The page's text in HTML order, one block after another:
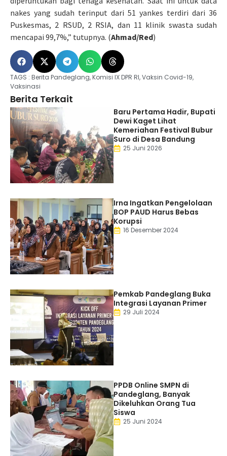
nakes yang sudah terinput dari 51 yankes terdiri dari 36
Puskesmas, 2 RSUD, 2 RSIA, dan 11 klinik swasta sudah
mencapai 99,7%,” tutupnya. (Ahmad/Red)
TAGS : Berita Pandeglang,Komisi IX DPR RI,Vaksin Covid-19,
Vaksinasi
Berita Terkait
Baru Pertama Hadir, Bupati
Dewi Kaget Lihat
Kemeriahan Festival Bubur
Suro di Desa Bandung
25 Juni 2026
Irna Ingatkan Pengelolaan
BOP PAUD Harus Bebas
Korupsi
16 Desember 2024
Pemkab Pandeglang Buka
Integrasi Layanan Primer
29 Juli 2024
PPDB Online SMPN di
Pandeglang, Banyak
Dikeluhkan Orang Tua
Siswa
25 Juni 2024